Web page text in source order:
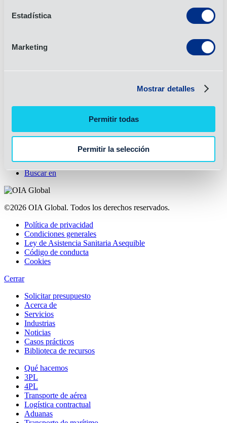
Estadística
Marketing
Mostrar detalles
Permitir todas
Permitir la selección
Automoción y movilidad
Sanidad
Industrial
Ver todos
Casos prácticos
Comunicaciones con los clientes
Informe mensual sobre el mercado
Solicitar presupuesto
Biblioteca de recursos
Buscar en
©2026 OIA Global. Todos los derechos reservados.
Política de privacidad
Condiciones generales
Ley de Asistencia Sanitaria Asequible
Código de conducta
Cookies
Cerrar
Solicitar presupuesto
Acerca de
Servicios
Industrias
Noticias
Casos prácticos
Biblioteca de recursos
Qué hacemos
3PL
4PL
Transporte de aérea
Logística contractual
Aduanas